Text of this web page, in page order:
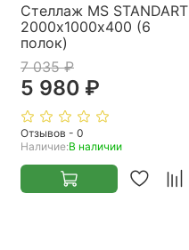
Стеллаж MS STANDART
2000х1000х400 (6
полок)
7 035 ₽
5 980 ₽
Отзывов - 0
Наличие:В наличии